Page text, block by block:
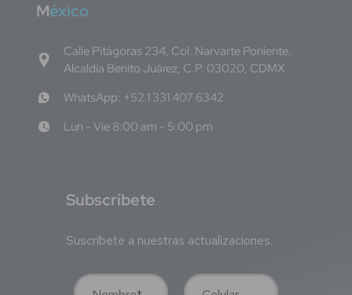
México
Calle Pitágoras 234, Col. Narvarte Poniente,
Alcaldía Benito Juárez, C.P. 03020, CDMX
WhatsApp: +52 1 331 407 6342
Lun - Vie 8:00 am - 5:00 pm
Subscríbete
Suscríbete a nuestras actualizaciones.